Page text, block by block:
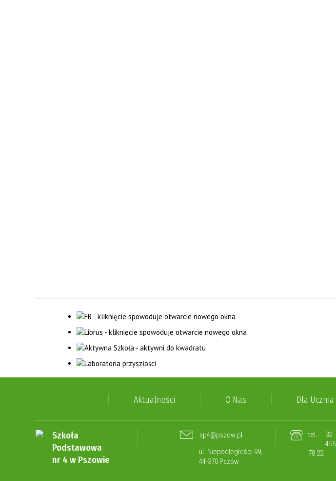
Aktualności O Nas Dla Ucznia
Szkoła
Podstawowa
nr 4 w Pszowie
sp4@pszow.pl
ul. Niepodległości 99,
44-370 Pszów
tel.:
32
455
78 22